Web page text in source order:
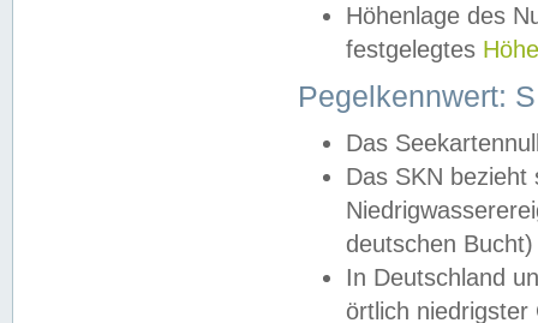
Höhenlage des
festgelegtes
Pegelkennwert:
Das
Das SKN
deutschen
In Deutschland
örtlich